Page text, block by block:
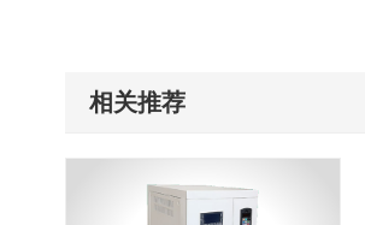
相关推荐